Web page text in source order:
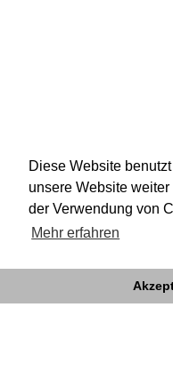
Diese Website
unsere Website
der Verwendung von
Mehr erfahren